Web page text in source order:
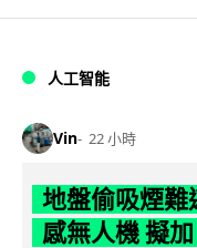
人工智能
Vin 22 小時
地盤偷吸煙難
感無人機 擬